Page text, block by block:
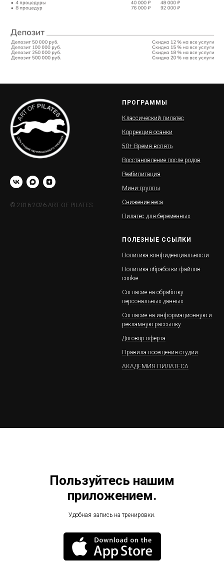
© 2016-2026 ART OF PILATES
ПРОГРАММЫ
Классический пилатес
Коррекция осанки
50+ Время вспять
Восстановление после родов
Реабилитация
Мини-группы
Снижение веса
Пилатес для беременных
ПОЛЕЗНЫЕ ССЫЛКИ
Политика конфиденциальности
Политика обработки файлов
cookie
Согласие на обработку
персональных данных
Согласие на информационную и
рекламную рассылку
Договор оферта
Правила посещения студии
АКАДЕМИЯ ПИЛАТЕСА
Пользуйтесь нашим
приложением.
Удобная запись на тренировки.